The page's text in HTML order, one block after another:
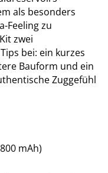
als besonders
Feeling zu
zwei
bei: ein kurzes
Bauform und ein
Zuggefühl
mAh)